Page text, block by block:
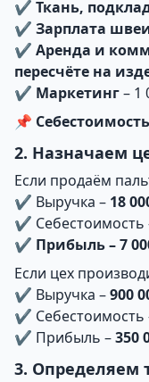
✔ Ткань,
✔ Зарплата
✔ Аренда и
пересчёте на
✔ Маркетинг– 1
📌
2. Назначаем
Если продаём
✔ Выручка – 18
✔ Себестоимость
✔ Прибыль – 7
Если цех
✔ Выручка –900
✔ Себестоимость
✔ Прибыль –350
3. Определяем